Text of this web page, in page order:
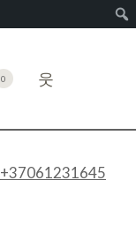
0 웃
+37061231645